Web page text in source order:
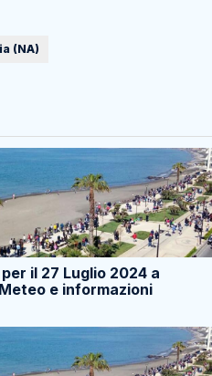
(NA)
il 27 Luglio 2024 a
e informazioni